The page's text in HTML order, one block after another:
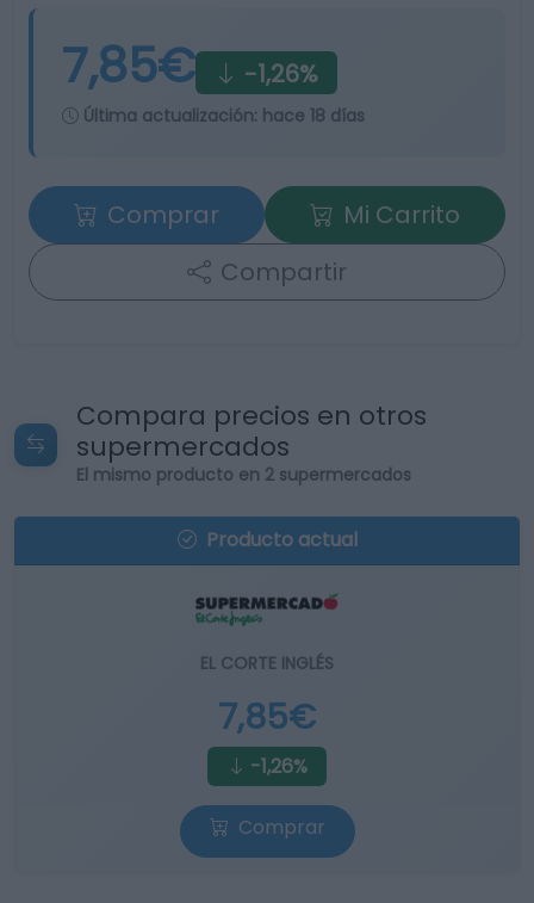
7,85€ -1,26%
Última actualización: hace 18 días
Comprar
Mi Carrito
Compartir
Compara precios en otros
supermercados
El mismo producto en 2 supermercados
Producto actual
EL CORTE INGLÉS
7,85€
-1,26%
Comprar